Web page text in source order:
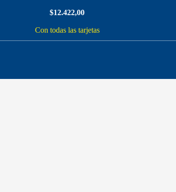
$12.422,00
Con todas las tarjetas